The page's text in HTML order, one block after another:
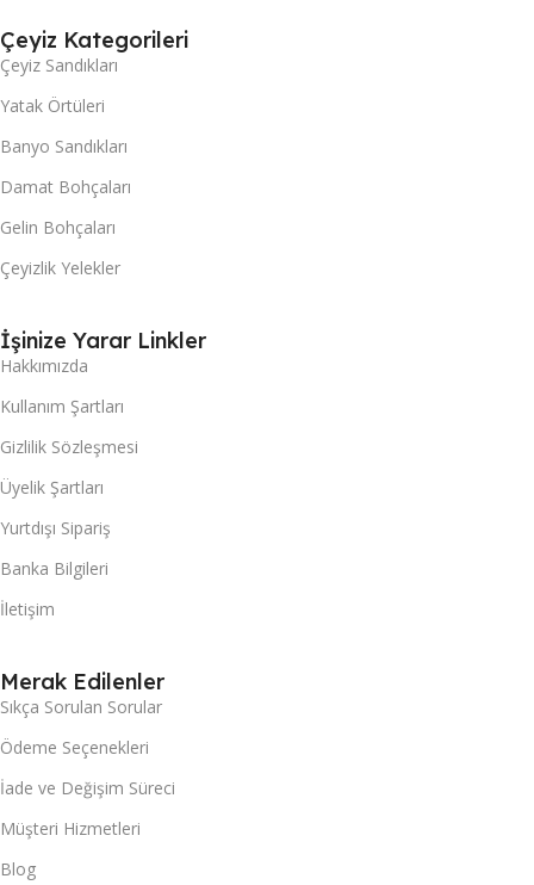
Çeyiz Kategorileri
Çeyiz Sandıkları
Yatak Örtüleri
Banyo Sandıkları
Damat Bohçaları
Gelin Bohçaları
Çeyizlik Yelekler
İşinize Yarar Linkler
Hakkımızda
Kullanım Şartları
Gizlilik Sözleşmesi
Üyelik Şartları
Yurtdışı Sipariş
Banka Bilgileri
İletişim
Merak Edilenler
Sıkça Sorulan Sorular
Ödeme Seçenekleri
İade ve Değişim Süreci
Müşteri Hizmetleri
Blog